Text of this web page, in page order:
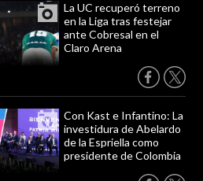
La UC recuperó terreno
en la Liga tras festejar
ante Cobresal en el
Claro Arena
Con Kast e Infantino: La
investidura de Abelardo
de la Espriella como
presidente de Colombia